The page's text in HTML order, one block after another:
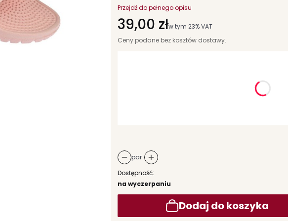
Przejdź do pełnego opisu
Cena
39,00 złw tym 23% VAT
w tym 23%VAT
Ceny podane bez kosztów dostawy.
par
Dostępność:
na wyczerpaniu
Dodaj do koszyka